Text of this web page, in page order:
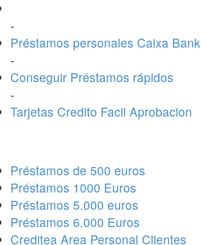
-
Préstamos personales Caixa Bank
-
Conseguir Préstamos rápidos
-
Tarjetas Credito Facil Aprobacion
Préstamos de 500 euros
Préstamos 1000 Euros
Préstamos 5.000 euros
Préstamos 6.000 Euros
Creditea Area Personal Clientes